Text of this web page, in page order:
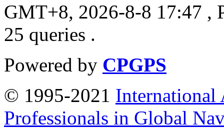
GMT+8, 2026-8-8 17:47 ,
25 queries .
Powered by CPGPS
© 1995-2021 International
Professionals in Global